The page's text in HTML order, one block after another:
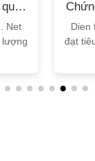
Net
lượng
Dien
đạt